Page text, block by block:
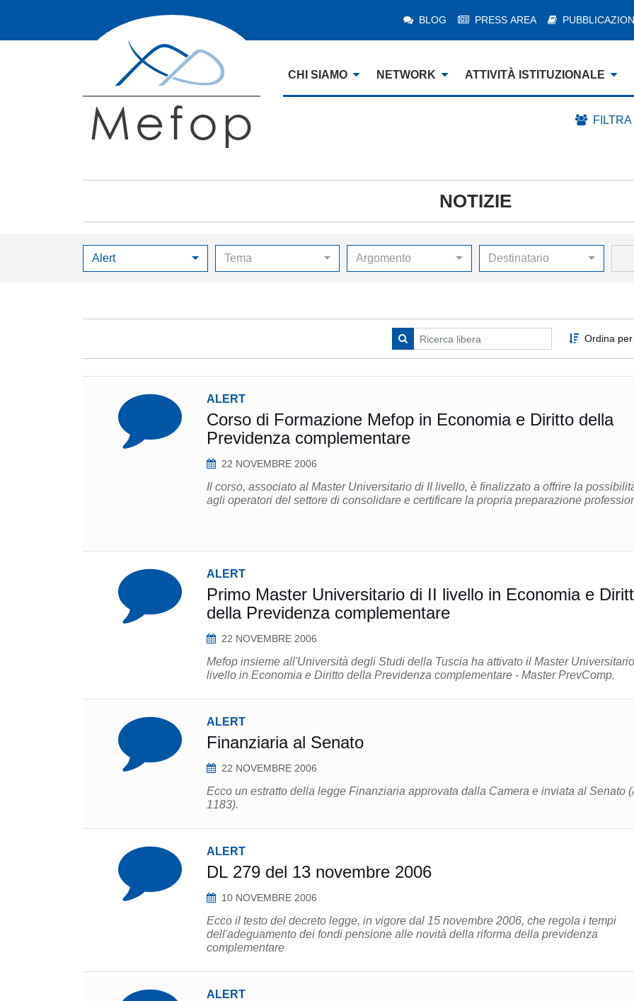
BLOG PRESS AREA
CHI SIAMO NETWORK ATTIVITÀ ISTITUZIONALE
NOTIZIE
Alert Tema Argomento Destinatario
Ordina
ALERT
Corso di Formazione Mefop in Economia e Diritto della
Previdenza complementare
22 NOVEMBRE 2006
Il corso, associato al Master Universitario di II livello, è finalizzato a offrire la
agli operatori del settore di consolidare e certificare la propria preparazione
ALERT
Primo Master Universitario di II livello in Economia e Diritto
della Previdenza complementare
22 NOVEMBRE 2006
Mefop insieme all'Università degli Studi della Tuscia ha attivato il Master
livello in Economia e Diritto della Previdenza complementare - Master PrevComp.
ALERT
Finanziaria al Senato
22 NOVEMBRE 2006
Ecco un estratto della legge Finanziaria approvata dalla Camera e inviata al Senato
1183).
ALERT
DL 279 del 13 novembre 2006
10 NOVEMBRE 2006
Ecco il testo del decreto legge, in vigore dal 15 novembre 2006, che regola i tempi
dell'adeguamento dei fondi pensione alle novità della riforma della previdenza
complementare
ALERT